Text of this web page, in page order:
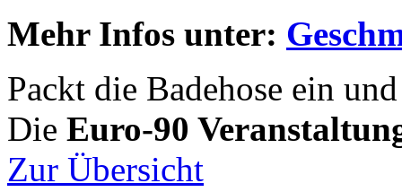
Mehr Infos unter:
Packt die Badehose ein
Die Euro-90
Zur Übersicht